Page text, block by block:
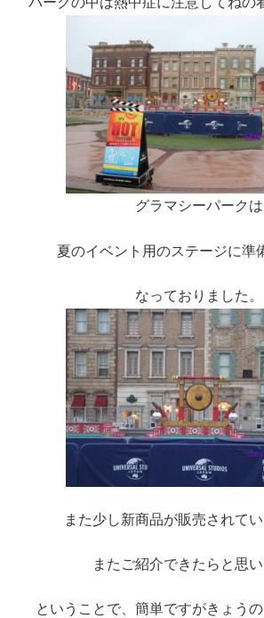
グラマシーパークは
夏のイベント用のステージに準
なっておりました。
また少し新商品が販売されて
またご紹介できたらと思い
ということで、簡単ですがきょうの